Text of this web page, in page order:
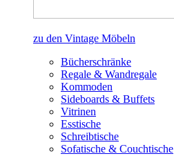
zu den Vintage Möbeln
Bücherschränke
Regale & Wandregale
Kommoden
Sideboards & Buffets
Vitrinen
Esstische
Schreibtische
Sofatische & Couchtische